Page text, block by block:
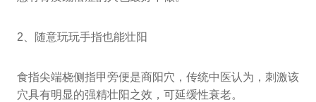
2、随意玩玩手指也能壮阳
食指尖端桡侧指甲旁便是商阳穴，传统中医认为，刺激该
穴具有明显的强精壮阳之效，可延缓性衰老。